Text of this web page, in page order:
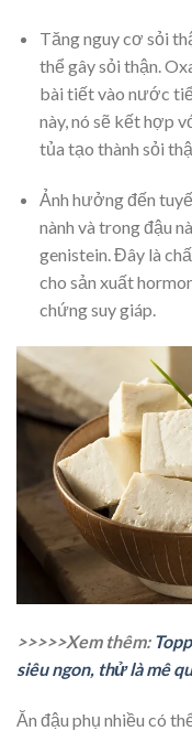
Tăng nguy cơ sỏi
thể gây sỏi thận.
bài tiết vào nước
này, nó sẽ kết hợp
tủa tạo thành sỏi
Ảnh hưởng đến
nành và trong đậu
genistein. Đây là
cho sản xuất
chứng suy giáp.
>>>>>Xem thêm:
siêu ngon, thử là mê
Ăn đậu phụ nhiều có